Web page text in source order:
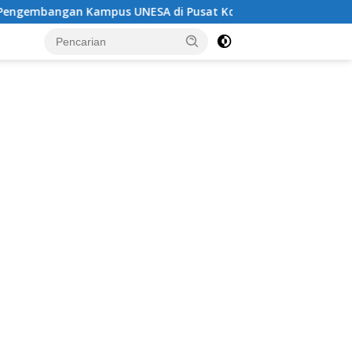
UNESA di Pusat Kota, Riyono Caping: Tingkatkan SDM